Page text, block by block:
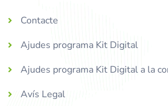
Contacte
Ajudes programa Kit Digital
Ajudes programa Kit Digital a la
Avís Legal